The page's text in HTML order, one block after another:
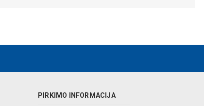
PIRKIMO INFORMACIJA